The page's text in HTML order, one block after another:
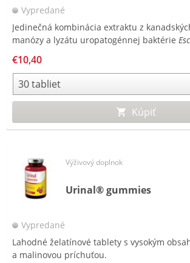
Vypredané
Jedinečná kombinácia extraktu z
manózy a lyzátu uropatogénnej baktérie
€10,40
Kúpiť
Výživový doplnok
Urinal® gummies
Vypredané
Lahodné želatínové tablety s vysokým
a malinovou príchuťou.